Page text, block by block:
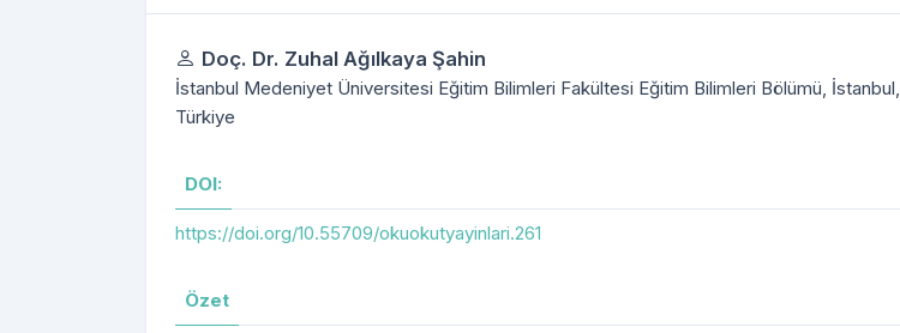
Yazarlar
Doç. Dr. Zuhal Ağılkaya Şahin
İstanbul Medeniyet Üniversitesi Eğitim Bilimleri Fakültesi Eğitim Bilimleri Bölümü, İstanbul,
Türkiye
DOI:
https://doi.org/10.55709/okuokutyayinlari.261
Özet